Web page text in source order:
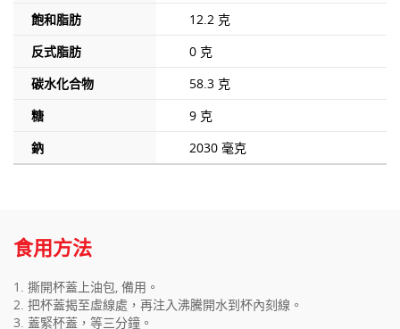
飽和脂肪
12.2 克
反式脂肪
0 克
碳水化合物
58.3 克
糖
9 克
鈉
2030 毫克
食用方法
1. 撕開杯蓋上油包, 備用。
2. 把杯蓋揭至虛線處，再注入沸騰開水到杯內刻線。
3. 蓋緊杯蓋，等三分鐘。